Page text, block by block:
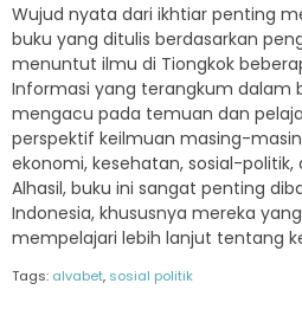
Wujud nyata dari ikhtiar penting
buku yang ditulis berdasarkan
menuntut ilmu di Tiongkok
Informasi yang terangkum dalam
mengacu pada temuan dan
perspektif keilmuan masing-
ekonomi, kesehatan, sosial-politik,
Alhasil, buku ini sangat penting
Indonesia, khususnya mereka
mempelajari lebih lanjut tentang
Tags: alvabet, sosial politik